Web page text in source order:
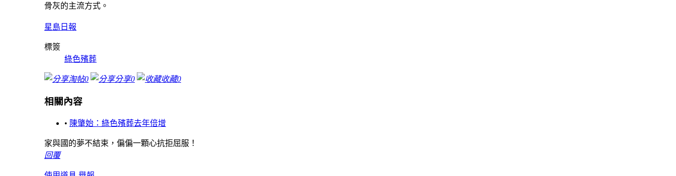
骨灰的主流方式。
星島日報
標簽
綠色殯葬
淘帖0 分享0 收藏0
相關內容
• 陳肇始：綠色殯葬去年倍增
家與國的夢不結束，偏偏一顆心抗拒屈服！
回覆